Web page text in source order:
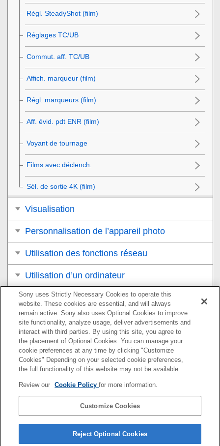
Régl. SteadyShot (film)
Réglages TC/UB
Commut. aff. TC/UB
Affich. marqueur (film)
Régl. marqueurs (film)
Aff. évid. pdt ENR (film)
Voyant de tournage
Films avec déclench.
Sél. de sortie 4K (film)
Visualisation
Personnalisation de l’appareil photo
Utilisation des fonctions réseau
Utilisation d’un ordinateur
Liste des éléments du MENU
Précautions/Le produit
Si vous avez des problèmes
Pour plus d’informations sur la conformité aux lois sur
Accessibilité en France : conformité partielle
https://helpguide.sony.net/accessibility/france/v1/fr/index.h
Sony uses Strictly Necessary Cookies to operate this
website. These cookies are essential, and will always
remain active. Sony also uses Optional Cookies to improve
site functionality, analyze usage, deliver advertisements and
interact with third parties. By using this site, you agree to
the placement of Optional Cookies. You can manage your
cookie preferences at any time by clicking "Customize
Cookies" Depending on your selected cookie preferences,
the full functionality of this website may not be available.
Review our Cookie Policyfor more information.
Customize Cookies
Reject Optional Cookies